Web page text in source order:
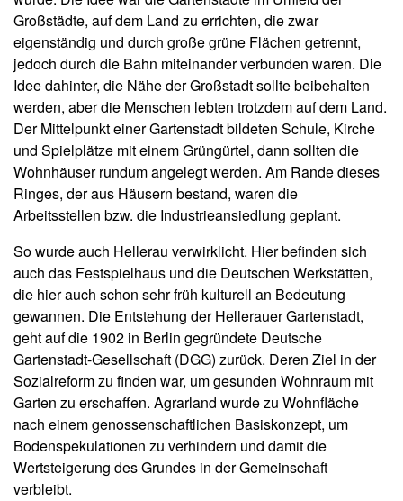
Großstädte, auf dem Land zu errichten, die zwar
eigenständig und durch große grüne Flächen getrennt,
jedoch durch die Bahn miteinander verbunden waren. Die
Idee dahinter, die Nähe der Großstadt sollte beibehalten
werden, aber die Menschen lebten trotzdem auf dem Land.
Der Mittelpunkt einer Gartenstadt bildeten Schule, Kirche
und Spielplätze mit einem Grüngürtel, dann sollten die
Wohnhäuser rundum angelegt werden. Am Rande dieses
Ringes, der aus Häusern bestand, waren die
Arbeitsstellen bzw. die Industrieansiedlung geplant.
So wurde auch Hellerau verwirklicht. Hier befinden sich
auch das Festspielhaus und die Deutschen Werkstätten,
die hier auch schon sehr früh kulturell an Bedeutung
gewannen. Die Entstehung der Hellerauer Gartenstadt,
geht auf die 1902 in Berlin gegründete Deutsche
Gartenstadt-Gesellschaft (DGG) zurück. Deren Ziel in der
Sozialreform zu finden war, um gesunden Wohnraum mit
Garten zu erschaffen. Agrarland wurde zu Wohnfläche
nach einem genossenschaftlichen Basiskonzept, um
Bodenspekulationen zu verhindern und damit die
Wertsteigerung des Grundes in der Gemeinschaft
verbleibt.